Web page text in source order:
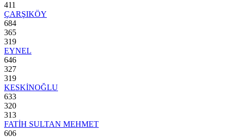
411
ÇARŞIKÖY
684
365
319
EYNEL
646
327
319
KESKİNOĞLU
633
320
313
FATİH SULTAN MEHMET
606